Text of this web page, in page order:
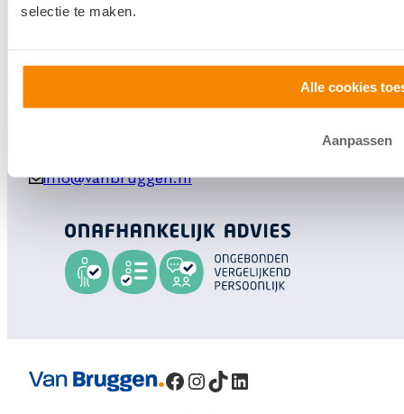
selectie te maken.
Alle cookies
Aanpassen
info@vanbruggen.nl
Facebook
Instagram
TikTok
LinkedIn